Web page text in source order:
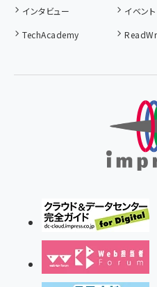
インタビュー
イベント
TechAcademy